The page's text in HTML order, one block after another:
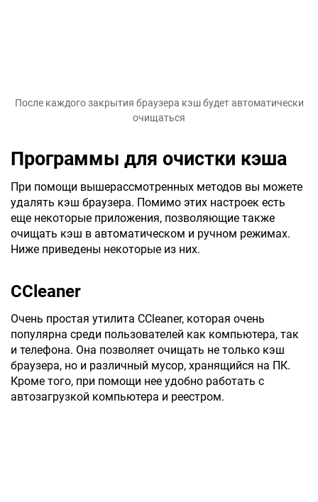
После каждого закрытия браузера кэш будет автоматически
очищаться
Программы для очистки кэша
При помощи вышерассмотренных методов вы можете
удалять кэш браузера. Помимо этих настроек есть
еще некоторые приложения, позволяющие также
очищать кэш в автоматическом и ручном режимах.
Ниже приведены некоторые из них.
CCleaner
Очень простая утилита CCleaner, которая очень
популярна среди пользователей как компьютера, так
и телефона. Она позволяет очищать не только кэш
браузера, но и различный мусор, хранящийся на ПК.
Кроме того, при помощи нее удобно работать с
автозагрузкой компьютера и реестром.